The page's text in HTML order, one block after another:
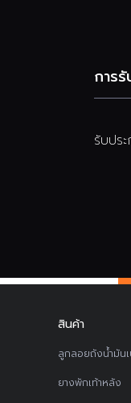
การ
รับปร
สินค้า
ลูกลอยถังน้ำมัน
ยางพักเท้าหลัง